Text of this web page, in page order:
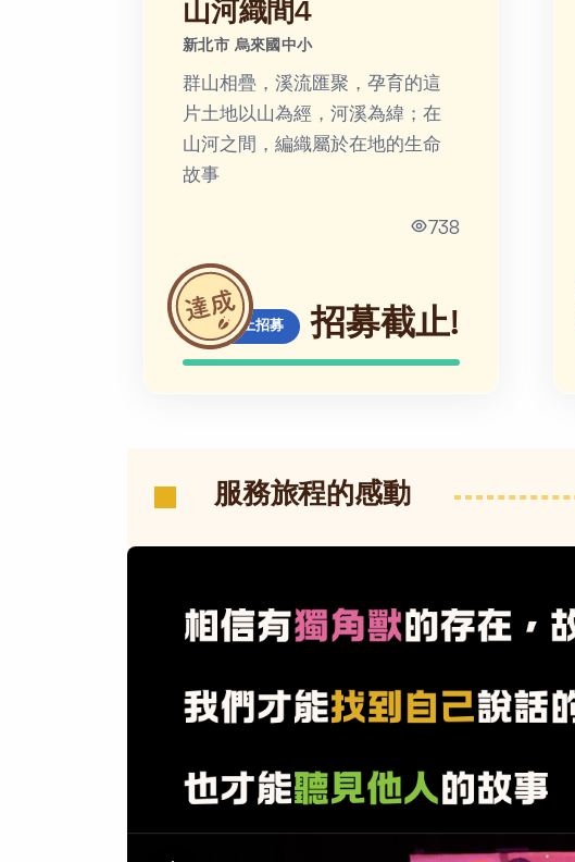
山河織間4
新北市 烏來國中小
群山相疊，溪流匯聚，孕育的這
片土地以山為經，河溪為緯；在
山河之間，編織屬於在地的生命
故事
738
線上招募 招募截止!
服務旅程的感動